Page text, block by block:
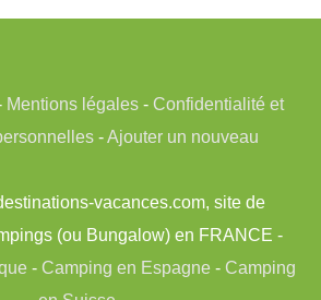
Mentions légales- Confidentialité et
-Ajouter un nouveau
vacances.com, site de
(ou Bungalow) en FRANCE -
- Camping en Espagne- Camping